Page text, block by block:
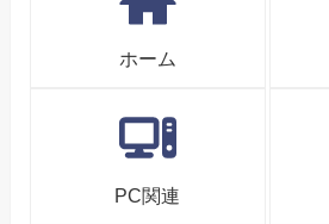
ホーム
PC関連